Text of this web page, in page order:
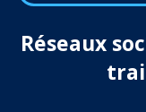
Réseaux